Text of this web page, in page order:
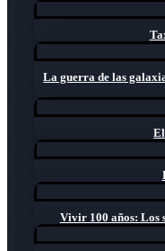
La guerra de las
Vivir 100 años: Los